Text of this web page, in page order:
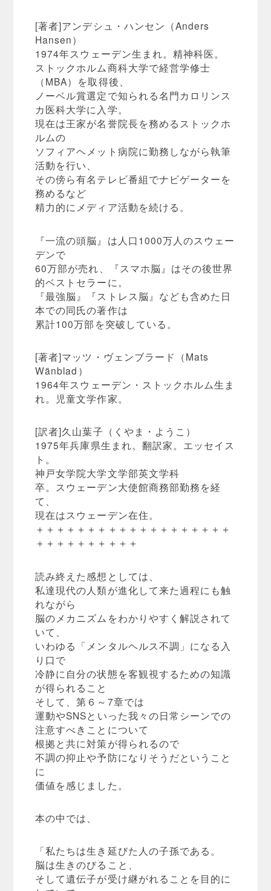
[著者]アンデシュ・ハンセン（Anders
Hansen）
1974年スウェーデン生まれ。精神科医。
ストックホルム商科大学で経営学修士
（MBA）を取得後、
ノーベル賞選定で知られる名門カロリンス
カ医科大学に入学。
現在は王家が名誉院長を務めるストックホ
ルムの
ソフィアヘメット病院に勤務しながら執筆
活動を行い、
その傍ら有名テレビ番組でナビゲーターを
務めるなど
精力的にメディア活動を続ける。
『一流の頭脳』は人口1000万人のスウェー
デンで
60万部が売れ、『スマホ脳』はその後世界
的ベストセラーに。
『最強脳』『ストレス脳』なども含めた日
本での同氏の著作は
累計100万部を突破している。
[著者]マッツ・ヴェンブラード（Mats
Wänblad）
1964年スウェーデン・ストックホルム生ま
れ。児童文学作家。
[訳者]久山葉子（くやま・ようこ）
1975年兵庫県生まれ。翻訳家。エッセイス
ト。
神戸女学院大学文学部英文学科
卒。スウェーデン大使館商務部勤務を経
て、
現在はスウェーデン在住。
＋＋＋＋＋＋＋＋＋＋＋＋＋＋＋＋＋＋＋
＋＋＋＋＋＋＋＋＋＋
読み終えた感想としては、
私達現代の人類が進化して来た過程にも触
れながら
脳のメカニズムをわかりやすく解説されて
いて、
いわゆる「メンタルヘルス不調」になる入
り口で
冷静に自分の状態を客観視するための知識
が得られること
そして、第６～7章では
運動やSNSといった我々の日常シーンでの
注意すべきことについて
根拠と共に対策が得られるので
不調の抑止や予防になりそうだということ
に
価値を感じました。
本の中では、
「私たちは生き延びた人の子孫である。
脳は生きのびること、
そして遺伝子が受け継がれることを目的に